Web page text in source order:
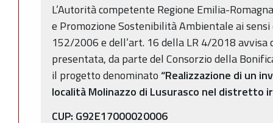
L’Autorità competente Regione Emilia-
e Promozione Sostenibilità Ambientale ai sensi
152/2006 e dell’art. 16 della LR 4/2018
presentata, da parte del Consorzio della
il progetto denominato “Realizzazione di un
località Molinazzo di Lusurasco nel distretto
CUP: G92E17000020006